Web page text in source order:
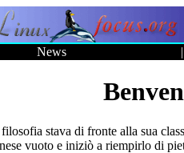
News |
stava di fronte alla sua
vuoto e iniziò a riempirlo di